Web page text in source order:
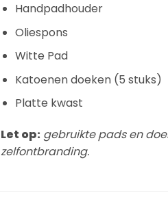
Handpadhouder
Oliespons
Witte Pad
Katoenen doeken (5 stuks)
Platte kwast
Let op: gebruikte pads en
zelfontbranding.